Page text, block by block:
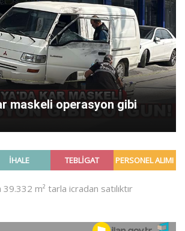
maskeli operasyon gibi